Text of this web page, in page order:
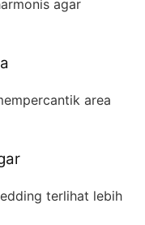
agar
area
terlihat lebih